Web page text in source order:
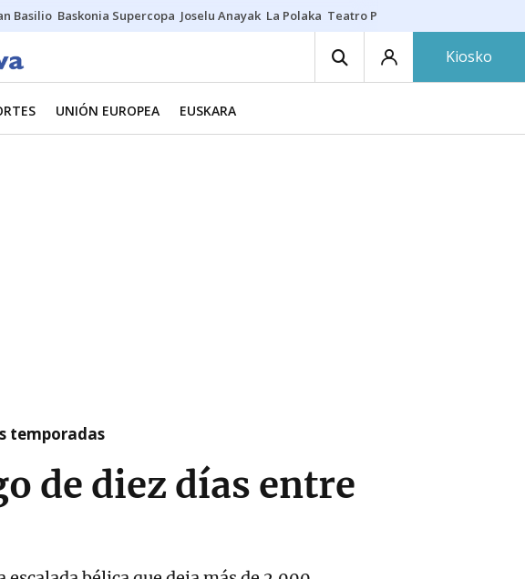
Basilio Baskonia Supercopa Joselu Anayak La Polaka Teatro Principal
Kiosko
UNIÓN EUROPEA EUSKARA
temporadas
de diez días entre